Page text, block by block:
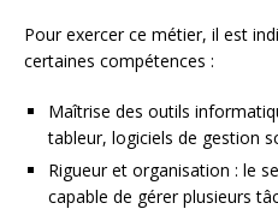
Pour exercer ce métier, il est
certaines compétences :
Maîtrise des outils
tableur, logiciels de gestion
Rigueur et organisation : le
capable de gérer plusieurs